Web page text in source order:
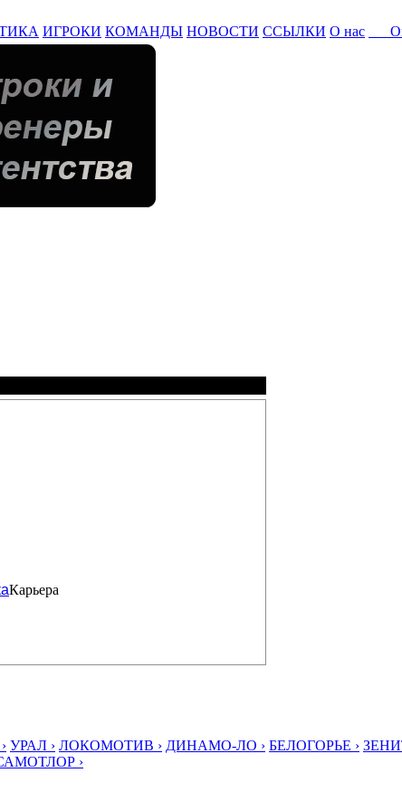
ИГРОКИ КОМАНДЫ НОВОСТИ ССЫЛКИ О нас
Карьера
УРАЛ › ЛОКОМОТИВ › ДИНАМО-ЛО › БЕЛОГОРЬЕ ›
›